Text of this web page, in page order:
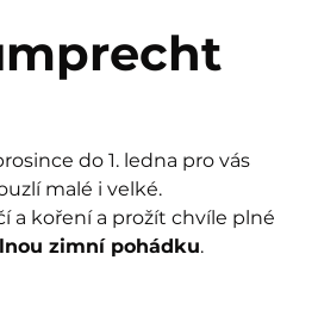
do 1. ledna pro vás
malé i velké.
a koření a prožít chvíle plné
zimní pohádku.